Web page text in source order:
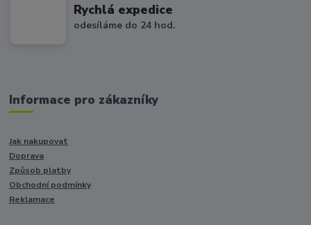
Rychlá expedice
odesíláme do 24 hod.
Informace pro zákazníky
Jak nakupovat
Doprava
Způsob platby
Obchodní podmínky
Reklamace